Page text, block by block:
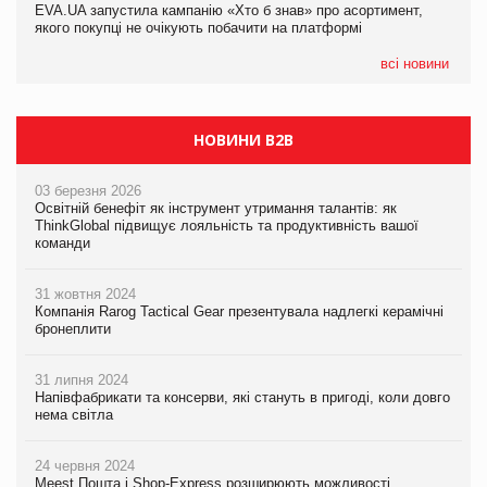
EVA.UA запустила кампанію «Хто б знав» про асортимент,
якого покупці не очікують побачити на платформі
всі новини
05.08.2026
Мережа супермаркетів VARUS купує мережу магазинів
НОВИНИ B2B
03 березня 2026
Освітній бенефіт як інструмент утримання талантів: як
ThinkGlobal підвищує лояльність та продуктивність вашої
команди
31 жовтня 2024
Компанія Rarog Tactical Gear презентувала надлегкі керамічні
бронеплити
31 липня 2024
Напівфабрикати та консерви, які стануть в пригоді, коли довго
нема світла
24 червня 2024
Meest Пошта і Shop-Express розширюють можливості